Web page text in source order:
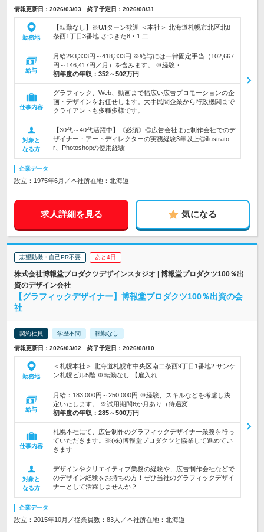
情報更新日：2026/03/03 終了予定日：2026/08/31
勤務地
【転勤なし】※U/Iターン歓迎 ＜本社＞ 北海道札幌市北区北8
条西1丁目3番地 さつきた8・1 二…
給与
月給293,333円～418,333円 ※給与には一律固定手当（102,667
円～146,417円／月）を含みます。 ※経験・…
初年度の年収： 352～502万円
仕事内容
グラフィック、Web、動画まで幅広い広告プロモーションの企
画・デザインをお任せします。大手民間企業から行政機関まで
クライアントも多種多様です。
対象と
なる方
【30代～40代活躍中】《必須》◎広告会社また制作会社でのデ
ザイナー・アートディレクターの実務経験3年以上◎illustrato
r、Photoshopの使用経験
企業データ
設立：1975年6月／本社所在地：北海道
求人詳細を見る 気になる
志望動機・自己PR不要 あと4日
株式会社博報堂プロダクツデザインスタジオ | 博報堂プロダクツ100％出
資のデザイン会社
【グラフィックデザイナー】博報堂プロダクツ100％出資の会
社
契約社員 学歴不問 転勤なし
情報更新日：2026/03/02 終了予定日：2026/08/10
勤務地
＜札幌本社＞ 北海道札幌市中央区南二条西9丁目1番地2 サンケ
ン札幌ビル5階 ※転勤なし 【雇入れ…
給与
月給：183,000円～250,000円 ※経験、スキルなどを考慮し決
定いたします。 ※試用期間6か月あり（待遇変…
初年度の年収： 285～500万円
仕事内容
札幌本社にて、広告制作のグラフィックデザイナー業務を行っ
ていただきます。※(株)博報堂プロダクツと協業して進めてい
きます
対象と
なる方
デザインやクリエイティブ業務の経験や、広告制作会社などで
のデザイン経験をお持ちの方！ぜひ当社のグラフィックデザイ
ナーとして活躍しませんか？
企業データ
設立：2015年10月／従業員数：83人／本社所在地：北海道